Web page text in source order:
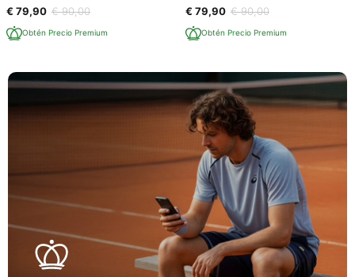
€ 79,90 € 90,00
Obtén Precio Premium
€ 79,90 € 90,00
Obtén Precio Premium